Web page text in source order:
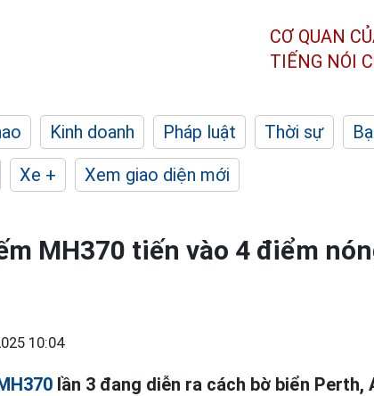
CƠ QUAN
TIẾNG NÓI
Kinh doanh Pháp luật Thời sự
Xe + Xem giao diện mới
MH370 tiến vào 4 điểm
10:04
lần 3 đang diễn ra cách bờ biển Perth,